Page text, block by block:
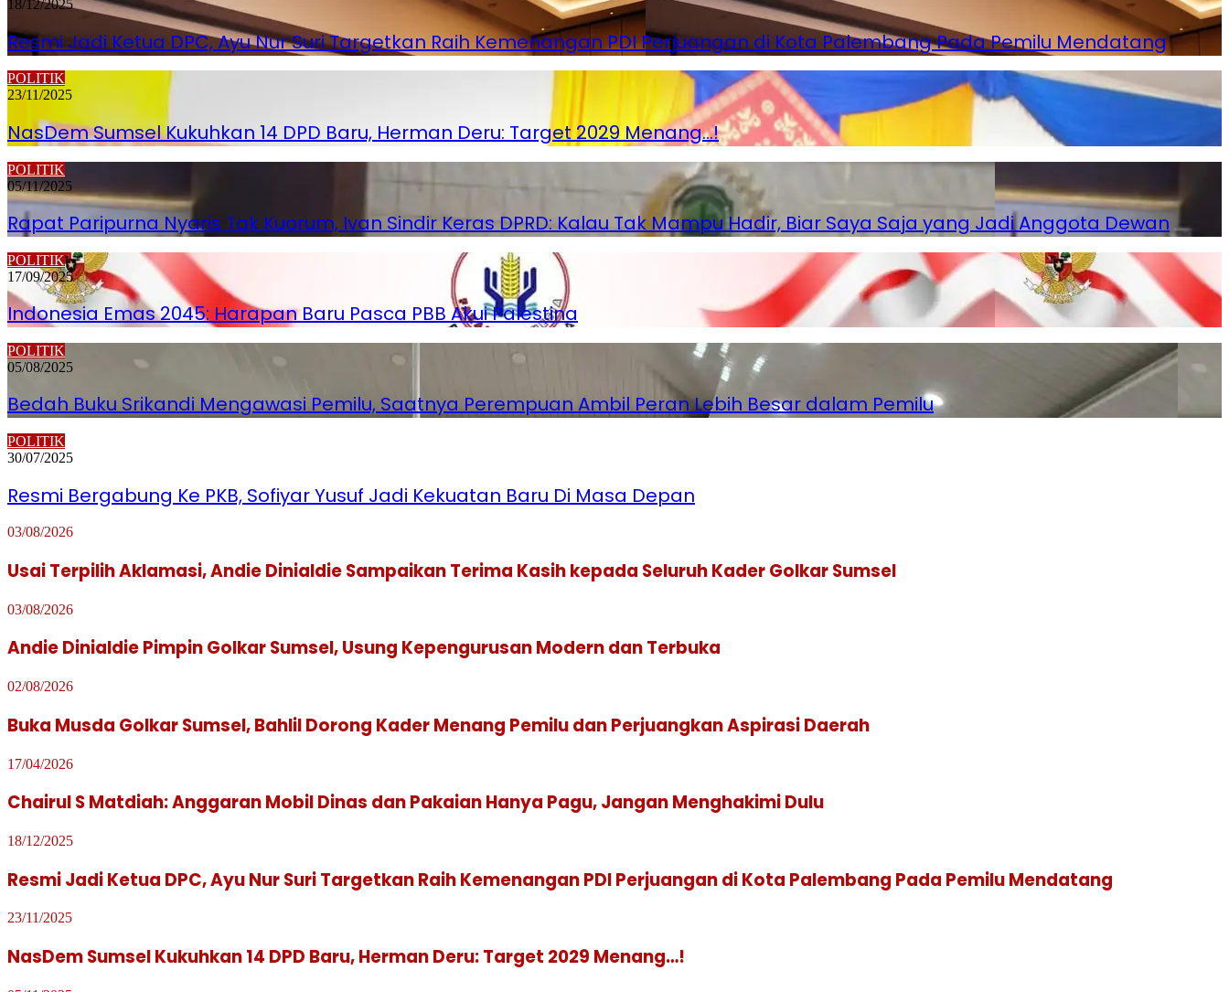
18/12/2025
Resmi Jadi Ketua DPC, Ayu Nur Suri Targetkan Raih Kemenangan PDI Perjuangan di Kota Palembang Pada Pemilu Mendatang
POLITIK
23/11/2025
NasDem Sumsel Kukuhkan 14 DPD Baru, Herman Deru: Target 2029 Menang…!
POLITIK
05/11/2025
Rapat Paripurna Nyaris Tak Kuorum, Ivan Sindir Keras DPRD: Kalau Tak Mampu Hadir, Biar Saya Saja yang Jadi Anggota Dewan
POLITIK
17/09/2025
Indonesia Emas 2045: Harapan Baru Pasca PBB Akui Palestina
POLITIK
05/08/2025
Bedah Buku Srikandi Mengawasi Pemilu, Saatnya Perempuan Ambil Peran Lebih Besar dalam Pemilu
POLITIK
30/07/2025
Resmi Bergabung Ke PKB, Sofiyar Yusuf Jadi Kekuatan Baru Di Masa Depan
03/08/2026
Usai Terpilih Aklamasi, Andie Dinialdie Sampaikan Terima Kasih kepada Seluruh Kader Golkar Sumsel
03/08/2026
Andie Dinialdie Pimpin Golkar Sumsel, Usung Kepengurusan Modern dan Terbuka
02/08/2026
Buka Musda Golkar Sumsel, Bahlil Dorong Kader Menang Pemilu dan Perjuangkan Aspirasi Daerah
17/04/2026
Chairul S Matdiah: Anggaran Mobil Dinas dan Pakaian Hanya Pagu, Jangan Menghakimi Dulu
18/12/2025
Resmi Jadi Ketua DPC, Ayu Nur Suri Targetkan Raih Kemenangan PDI Perjuangan di Kota Palembang Pada Pemilu Mendatang
23/11/2025
NasDem Sumsel Kukuhkan 14 DPD Baru, Herman Deru: Target 2029 Menang…!